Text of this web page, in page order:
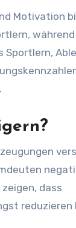
Motivation
während
dass
reduzieren